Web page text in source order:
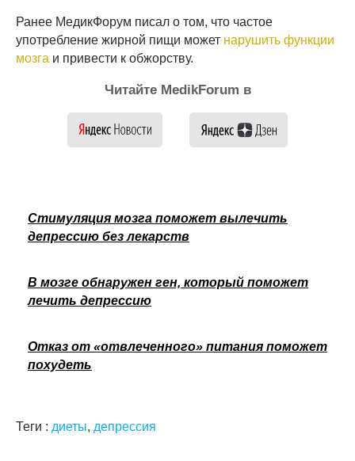
Ранее МедикФорум писал о том, что частое
употребление жирной пищи может нарушить функции
мозга и привести к обжорству.
Читайте MedikForum в
Стимуляция мозга поможет вылечить
депрессию без лекарств
В мозге обнаружен ген, который поможет
лечить депрессию
Отказ от «отвлеченного» питания поможет
похудеть
Теги : диеты, депрессия